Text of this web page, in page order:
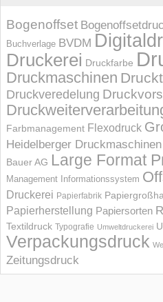
Bogenoffset
Buchverlage BVDM
Druckerei Druckfarbe
Druckmaschinen
Druckveredelung
Farbmanagement Flexodruck
Heidelberger Druckmaschinen
Bauer AG Large Format
Management Informations­system
Druckerei Papierfabrik
Papierherstellung Papiersorten
Textildruck Typografie Umweltdruckerei
Verpackungsdruck
Zeitungsdruck